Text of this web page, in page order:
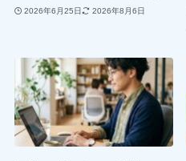
2026年6月25日 2026年8月6日